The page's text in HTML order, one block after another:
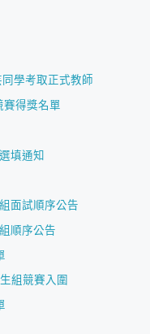
學考取正式教師
賽得獎名單
填通知
面試順序公告
順序公告
組競賽入圍